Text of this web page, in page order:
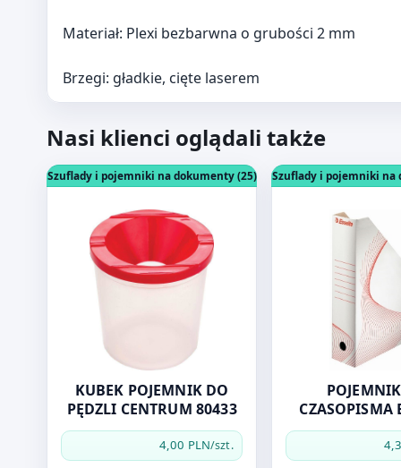
Materiał: Plexi bezbarwna o grubości 2 mm
Brzegi: gładkie, cięte laserem
Nasi klienci oglądali także
Otwórz produkt: KUBEK POJEMNIK DO PĘDZLI
Szuflady i pojemniki na dokumenty (25)
KUBEK POJEMNIK DO
PĘDZLI CENTRUM 80433
4,00 PLN/szt.
Otwórz produkt:
Szuflady i pojemniki na
CZASOPISMA
BOXY 80MM